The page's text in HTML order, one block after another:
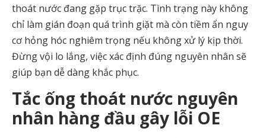
thoát nước đang gặp trục trặc. Tình trạng này không
chỉ làm gián đoạn quá trình giặt mà còn tiềm ẩn nguy
cơ hỏng hóc nghiêm trọng nếu không xử lý kịp thời.
Đừng vội lo lắng, việc xác định đúng nguyên nhân sẽ
giúp bạn dễ dàng khắc phục.
Tắc ống thoát nước nguyên
nhân hàng đầu gây lỗi OE